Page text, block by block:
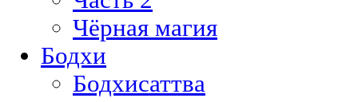
Чёрная магия
Бодхи
Бодхисаттва